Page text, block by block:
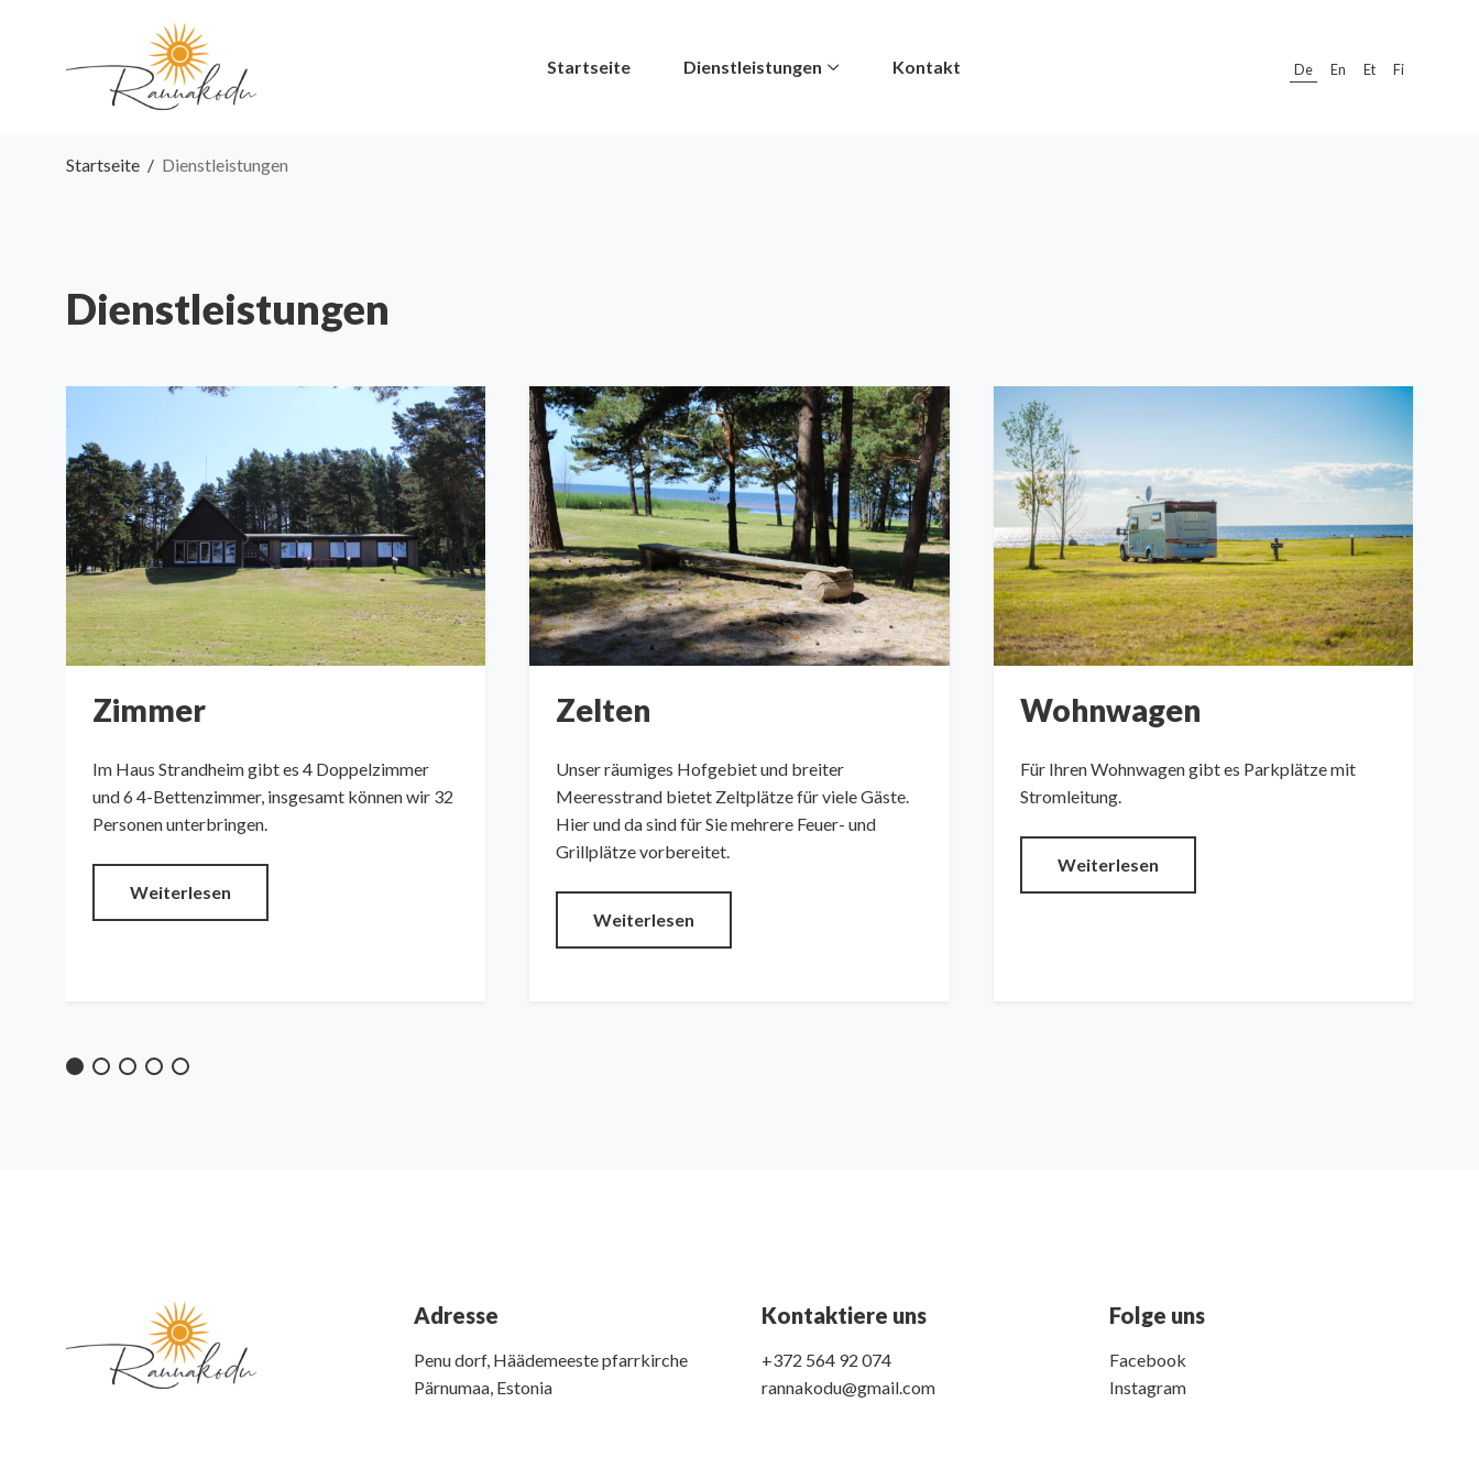
Startseite Dienstleistungen Kontakt De En Et Fi
Startseite / Dienstleistungen
Dienstleistungen
Zimmer
Im Haus Strandheim gibt es 4 Doppelzimmer
und 6 4-Bettenzimmer, insgesamt können wir 32
Personen unterbringen.
Weiterlesen
Zelten
Unser räumiges Hofgebiet und breiter
Meeresstrand bietet Zeltplätze für viele Gäste.
Hier und da sind für Sie mehrere Feuer- und
Grillplätze vorbereitet.
Weiterlesen
Wohnwagen
Für Ihren Wohnwagen gibt es Parkplätze mit
Stromleitung.
Weiterlesen
Adresse
Penu dorf, Häädemeeste pfarrkirche
Pärnumaa, Estonia
Kontaktiere uns
+372 564 92 074
rannakodu@gmail.com
Folge uns
Facebook
Instagram